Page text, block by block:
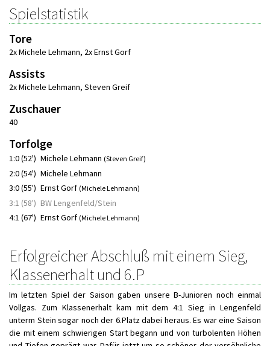
Spielstatistik
Tore
2x Michele Lehmann, 2x Ernst Gorf
Assists
2x Michele Lehmann, Steven Greif
Zuschauer
40
Torfolge
1:0 (52') Michele Lehmann (Steven Greif)
2:0 (54') Michele Lehmann
3:0 (55') Ernst Gorf (Michele Lehmann)
3:1 (58') BW Lengenfeld/Stein
4:1 (67') Ernst Gorf (Michele Lehmann)
Erfolgreicher Abschluß mit einem Sieg,
Klassenerhalt und 6.P
Im letzten Spiel der Saison gaben unsere B-Junioren noch einmal
Vollgas. Zum Klassenerhalt kam mit dem 4:1 Sieg in Lengenfeld
unterm Stein sogar noch der 6.Platz dabei heraus. Es war eine Saison
die mit einem schwierigen Start begann und von turbolenten Höhen